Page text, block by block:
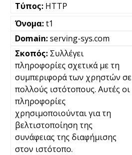
HTTP
t1
serving-sys.com
Συλλέγει
πληροφορίες σχετικά με τη
συμπεριφορά των χρηστών σε
πολλούς ιστότοπους. Αυτές οι
πληροφορίες
χρησιμοποιούνται για τη
βελτιστοποίηση της
συνάφειας της διαφήμισης
στον ιστότοπο.